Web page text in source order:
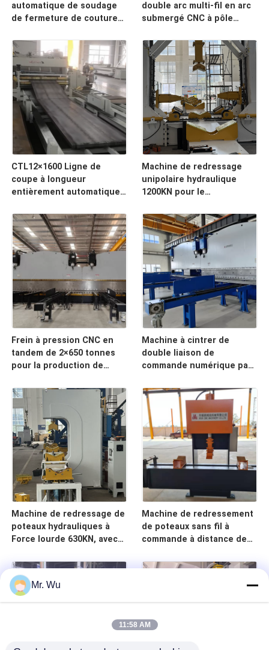
automatique de soudage
de fermeture de couture
2500mm de diamètre
double arc multi-fil en arc
submergé CNC à pôle
diamètre 1,9 m de pôle
d'acier
CTL12×1600 Ligne de
coupe à longueur
entièrement automatique
1600 mm de large avec une
capacité de 30 tonnes
Machine de redressage
unipolaire hydraulique
1200KN pour le
redressage de Polonais 5G
Frein à pression CNC en
tandem de 2×650 tonnes
pour la production de
et octogonaux
Machine à cintrer de
double liaison de
commande numérique par
octogonal conique de
réverbère de 14m
Machine de redressage de
poteaux hydrauliques à
Force lourde 630KN, avec
4000mm et télécommande
sans fil
Machine de redressement
de poteaux sans fil à
commande à distance de
poteaux de lampadaires
Mr. Wu
11:58 AM